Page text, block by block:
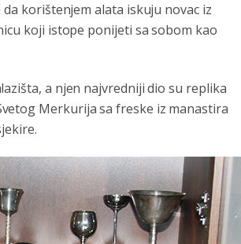
korištenjem alata iskuju novac iz
koji istope ponijeti sa sobom kao
a njen najvredniji dio su replika
Merkurija sa freske iz manastira